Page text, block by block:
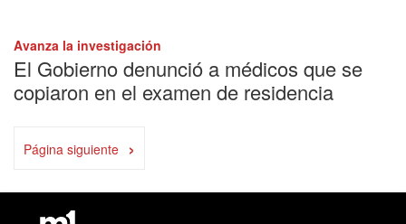
Avanza la investigación
El Gobierno denunció a médicos que se
copiaron en el examen de residencia
Página siguiente ›